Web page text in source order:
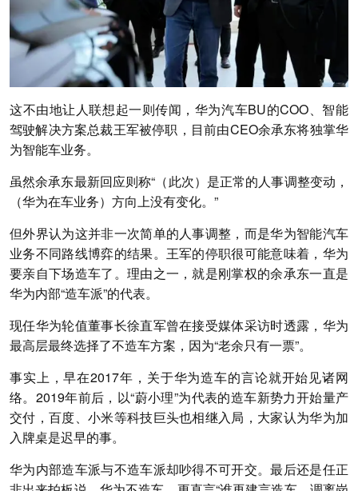
这不由地让人联想起一则传闻，华为汽车BU的COO、智能
驾驶解决方案总裁王军被停职，目前由CEO余承东将独掌华
为智能车业务。
虽然余承东最新回应则称“（此次）是正常的人事调整变动，
（华为在车业务）方向上没有变化。”
但外界认为这并非一次简单的人事调整，而是华为智能汽车
业务不同路线博弈的结果。王军的停职很可能意味着，华为
要亲自下场造车了。理由之一，就是刚掌权的余承东一直是
华为内部“造车派”的代表。
现任华为轮值董事长徐直军曾在接受媒体采访时透露，华为
最高层最终选择了不造车方案，因为“老余只有一票”。
事实上，早在2017年，关于华为造车的言论就开始见诸网
络。2019年前后，以“蔚小理”为代表的造车新势力开始量产
交付，百度、小米等科技巨头也相继入局，大家认为华为加
入牌桌是迟早的事。
华为内部造车派与不造车派却吵得不可开交。最后还是任正